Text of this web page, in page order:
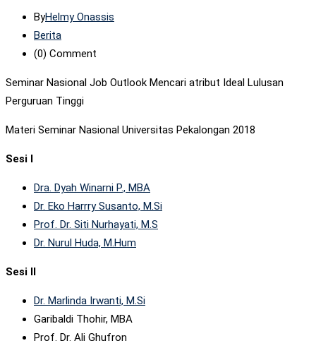
ByHelmy Onassis
Berita
(0) Comment
Seminar Nasional Job Outlook Mencari atribut Ideal Lulusan
Perguruan Tinggi
Materi Seminar Nasional Universitas Pekalongan 2018
Sesi I
Dra. Dyah Winarni P., MBA
Dr. Eko Harrry Susanto, M.Si
Prof. Dr. Siti Nurhayati, M.S
Dr. Nurul Huda, M.Hum
Sesi II
Dr. Marlinda Irwanti, M.Si
Garibaldi Thohir, MBA
Prof. Dr. Ali Ghufron